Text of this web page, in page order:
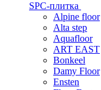
SPC-плитка
Alpine floor
Alta step
Aquafloor
ART EAST
Bonkeel
Damy Floor
Ensten